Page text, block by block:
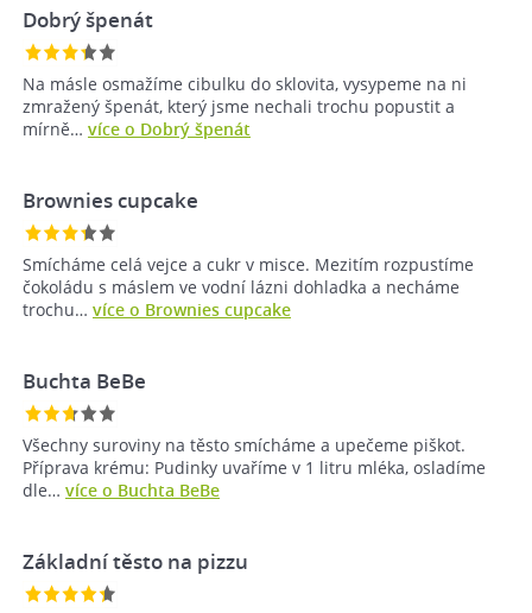
Dobrý špenát
Na másle osmažíme cibulku do sklovita, vysypeme na ni
zmražený špenát, který jsme nechali trochu popustit a
mírně… více o Dobrý špenát
Brownies cupcake
Smícháme celá vejce a cukr v misce. Mezitím rozpustíme
čokoládu s máslem ve vodní lázni dohladka a necháme
trochu… více o Brownies cupcake
Buchta BeBe
Všechny suroviny na těsto smícháme a upečeme piškot.
Příprava krému: Pudinky uvaříme v 1 litru mléka, osladíme
dle… více o Buchta BeBe
Základní těsto na pizzu